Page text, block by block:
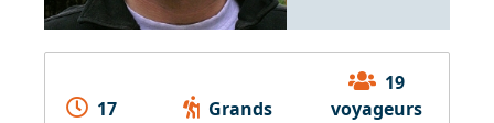
17
Grands
19
voyageurs